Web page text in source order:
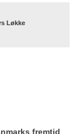
Løkke
fremtid